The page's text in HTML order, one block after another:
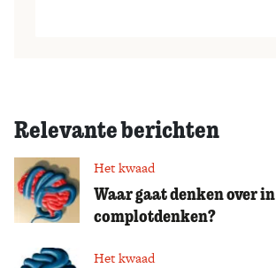
Relevante berichten
Het kwaad
Waar gaat denken over in
complotdenken?
Het kwaad